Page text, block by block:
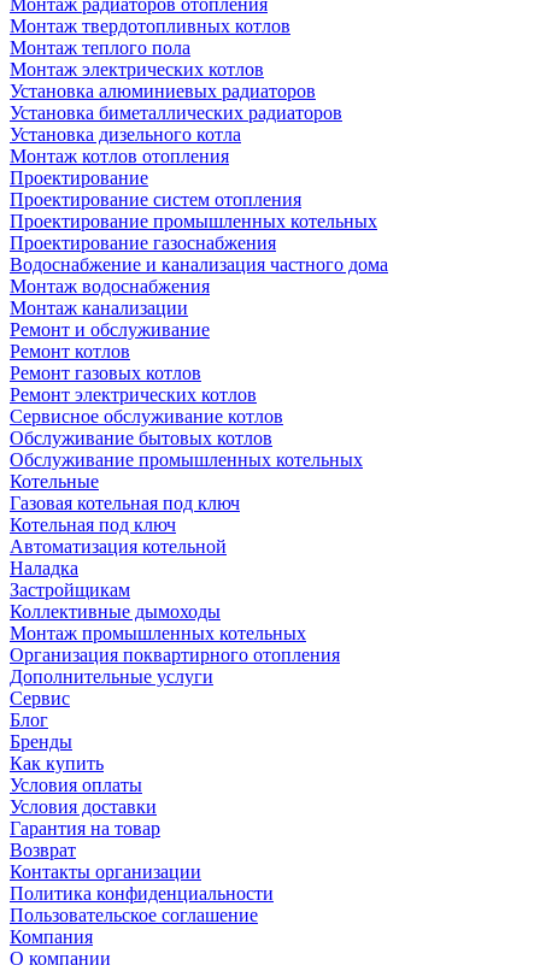
Монтаж радиаторов отопления
Монтаж твердотопливных котлов
Монтаж теплого пола
Монтаж электрических котлов
Установка алюминиевых радиаторов
Установка биметаллических радиаторов
Установка дизельного котла
Монтаж котлов отопления
Проектирование
Проектирование систем отопления
Проектирование промышленных котельных
Проектирование газоснабжения
Водоснабжение и канализация частного дома
Монтаж водоснабжения
Монтаж канализации
Ремонт и обслуживание
Ремонт котлов
Ремонт газовых котлов
Ремонт электрических котлов
Сервисное обслуживание котлов
Обслуживание бытовых котлов
Обслуживание промышленных котельных
Котельные
Газовая котельная под ключ
Котельная под ключ
Автоматизация котельной
Наладка
Застройщикам
Коллективные дымоходы
Монтаж промышленных котельных
Организация поквартирного отопления
Дополнительные услуги
Сервис
Блог
Бренды
Как купить
Условия оплаты
Условия доставки
Гарантия на товар
Возврат
Контакты организации
Политика конфиденциальности
Пользовательское соглашение
Компания
О компании